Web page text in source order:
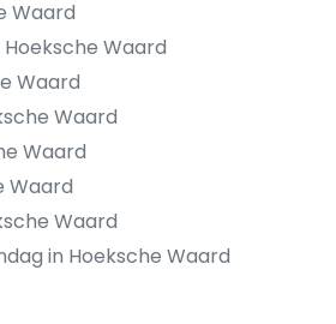
Waard
Waard
Waard
Waard
Waard
Waard
Waard
in Hoeksche Waard